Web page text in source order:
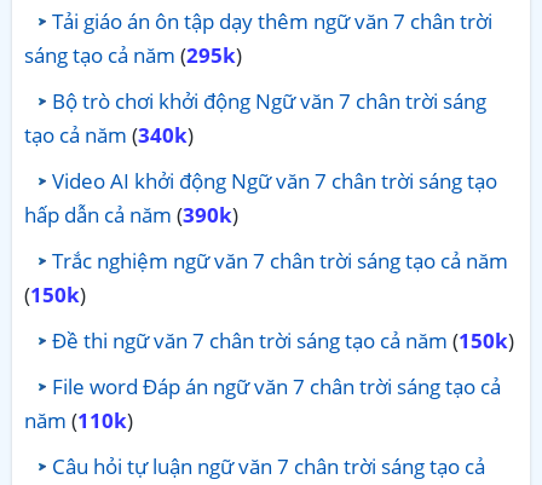
Tải giáo án ôn tập dạy thêm ngữ văn 7 chân trời
sáng tạo cả năm (295k)
Bộ trò chơi khởi động Ngữ văn 7 chân trời sáng
tạo cả năm (340k)
Video AI khởi động Ngữ văn 7 chân trời sáng tạo
hấp dẫn cả năm (390k)
Trắc nghiệm ngữ văn 7 chân trời sáng tạo cả năm
(150k)
Đề thi ngữ văn 7 chân trời sáng tạo cả năm (150k)
File word Đáp án ngữ văn 7 chân trời sáng tạo cả
năm (110k)
Câu hỏi tự luận ngữ văn 7 chân trời sáng tạo cả